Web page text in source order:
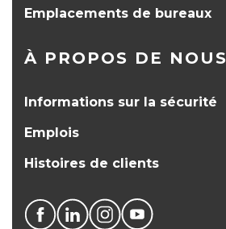
Emplacements de bureaux
À PROPOS DE NOUS
Informations sur la sécurité
Emplois
Histoires de clients